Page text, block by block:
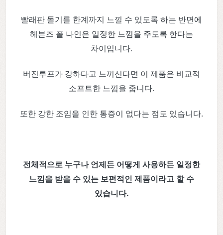
빨래판 돌기를 한계까지 느낄 수 있도록 하는 반면에
헤븐즈 폴 나인은 일정한 느낌을 주도록 한다는
차이입니다.
버진루프가 강하다고 느끼신다면 이 제품은 비교적
소프트한 느낌을 줍니다.
또한 강한 조임을 인한 통증이 없다는 점도 있습니다.
전체적으로 누구나 언제든 어떻게 사용하든 일정한
느낌을 받을 수 있는 보편적인 제품이라고 할 수
있습니다.